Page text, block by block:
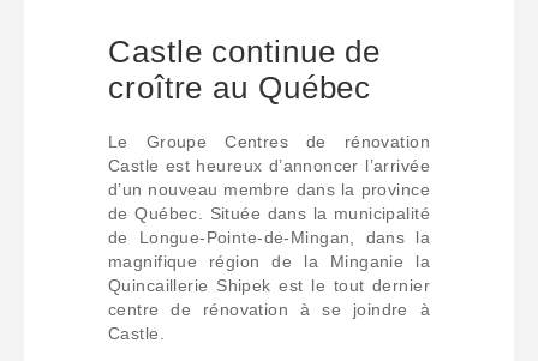
Castle continue de
croître au Québec
Le Groupe Centres de rénovation
Castle est heureux d’annoncer l’arrivée
d’un nouveau membre dans la province
de Québec. Située dans la municipalité
de Longue-Pointe-de-Mingan, dans la
magnifique région de la Minganie la
Quincaillerie Shipek est le tout dernier
centre de rénovation à se joindre à
Castle.